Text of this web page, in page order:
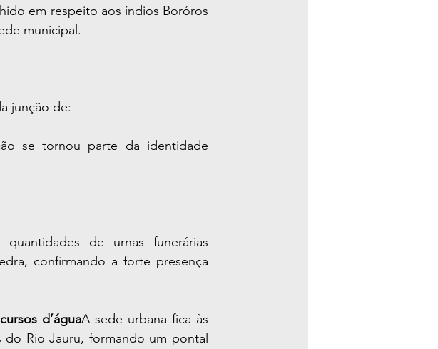
em respeito aos índios Boróros
municipal.
junção de:
se tornou parte da identidade
de urnas funerárias
confirmando a forte presença
d’águaA sede urbana fica às
do Rio Jauru, formando um pontal